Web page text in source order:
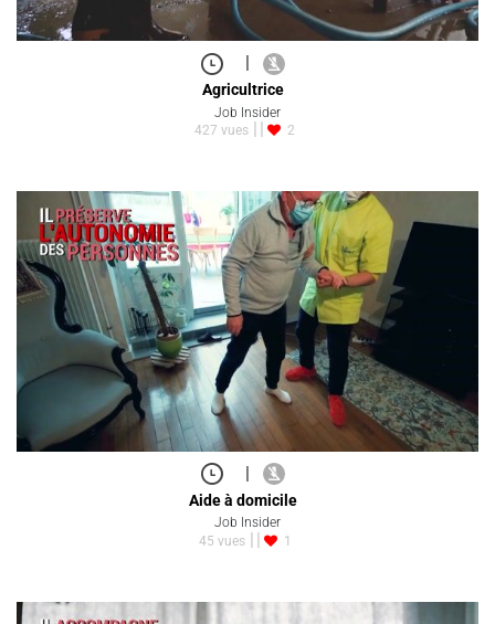
Agricultrice
Job Insider
427 vues
2
|
Aide à domicile
Job Insider
45 vues
1